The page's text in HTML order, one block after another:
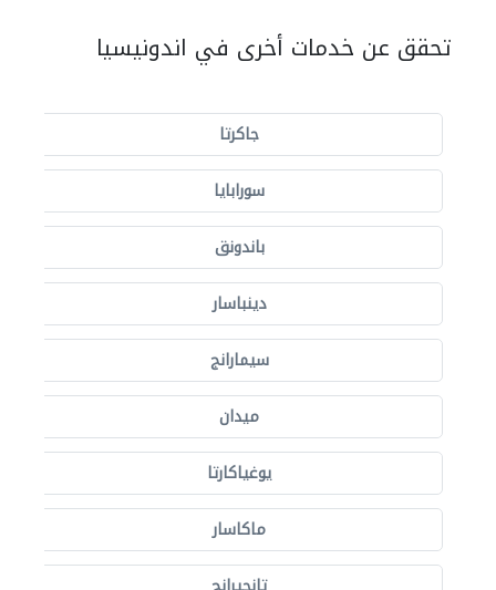
تحقق عن خدمات أخرى في اندونيسيا
جاكرتا
سورابايا
باندونق
دينباسار
سيمارانج
ميدان
يوغياكارتا
ماكاسار